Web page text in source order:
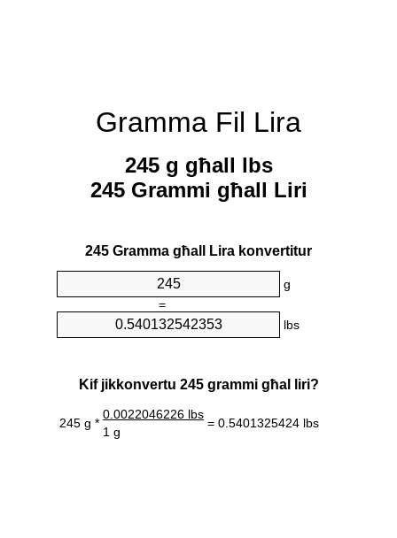
Gramma Fil Lira
245 g għall lbs
245 Grammi għall Liri
245 Gramma għall Lira konvertitur
g
=
lbs
Kif jikkonvertu 245 grammi għal liri?
245 g *
0.0022046226 lbs
= 0.5401325424 lbs
1 g